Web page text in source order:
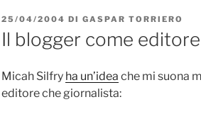
PUBBLICATO
IL
25/04/2004 DI GASPAR TORRIERO
Il blogger come editore
Micah Silfry ha un’idea che mi suona
editore che giornalista: